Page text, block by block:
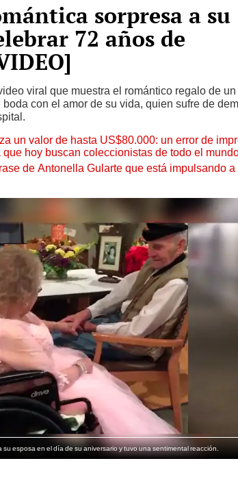
sorpresa a su
72 años de
viral que muestra el romántico regalo de
con el amor de su vida, quien sufre de
un valor de hasta US$80.000: un error de
hoy buscan coleccionistas de todo el
de Antonella Gularte que está impulsando
esposa en el día de su aniversario y tuvo una sentimental reacción.